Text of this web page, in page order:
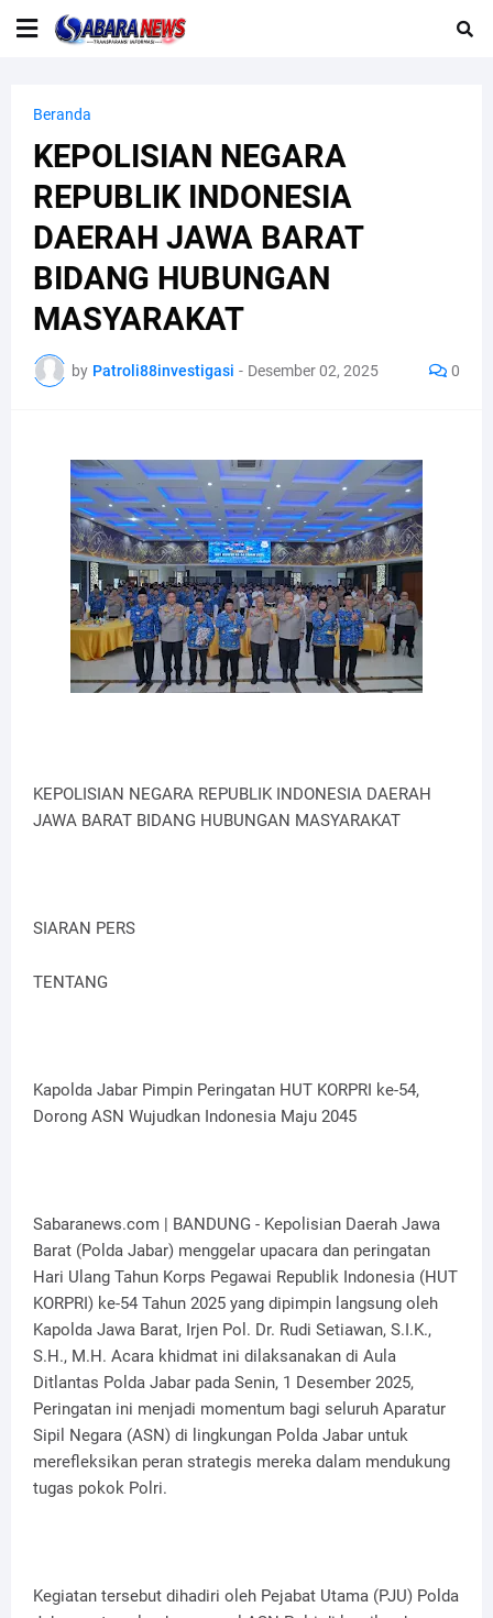
Beranda
KEPOLISIAN NEGARA
REPUBLIK INDONESIA
DAERAH JAWA BARAT
BIDANG HUBUNGAN
MASYARAKAT
by Patroli88investigasi - Desember 02, 2025 0
KEPOLISIAN NEGARA REPUBLIK INDONESIA DAERAH
JAWA BARAT BIDANG HUBUNGAN MASYARAKAT
SIARAN PERS
TENTANG
Kapolda Jabar Pimpin Peringatan HUT KORPRI ke-54,
Dorong ASN Wujudkan Indonesia Maju 2045
Sabaranews.com | BANDUNG - Kepolisian Daerah Jawa
Barat (Polda Jabar) menggelar upacara dan peringatan
Hari Ulang Tahun Korps Pegawai Republik Indonesia (HUT
KORPRI) ke-54 Tahun 2025 yang dipimpin langsung oleh
Kapolda Jawa Barat, Irjen Pol. Dr. Rudi Setiawan, S.I.K.,
S.H., M.H. Acara khidmat ini dilaksanakan di Aula
Ditlantas Polda Jabar pada Senin, 1 Desember 2025,
Peringatan ini menjadi momentum bagi seluruh Aparatur
Sipil Negara (ASN) di lingkungan Polda Jabar untuk
merefleksikan peran strategis mereka dalam mendukung
tugas pokok Polri.
Kegiatan tersebut dihadiri oleh Pejabat Utama (PJU) Polda